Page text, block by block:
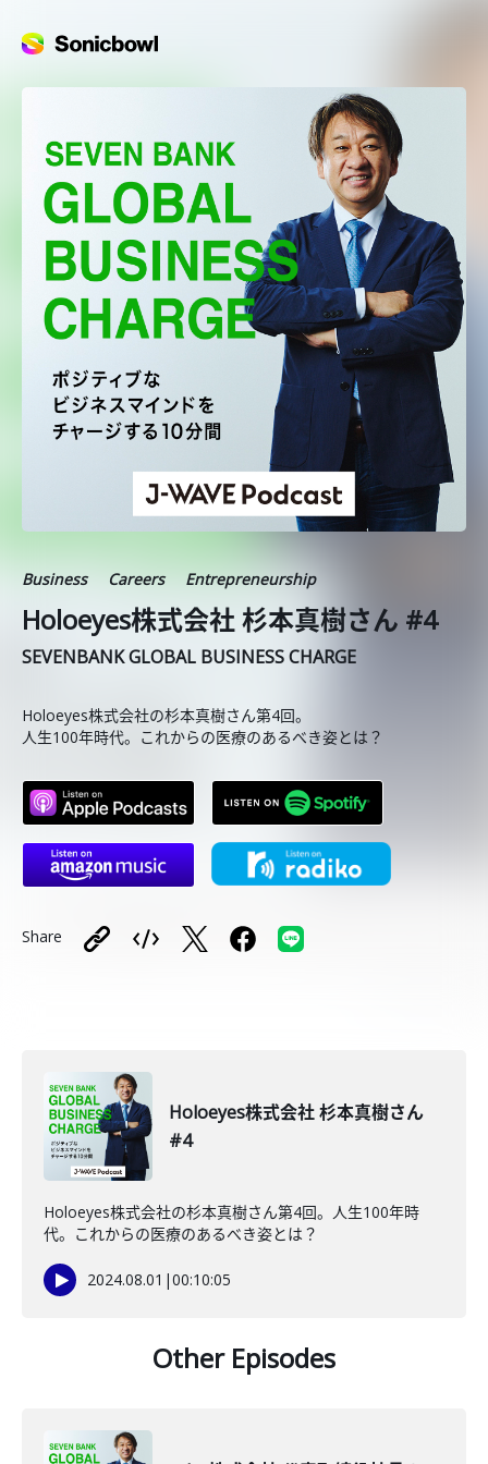
Business Careers Entrepreneurship
Holoeyes株式会社 杉本真樹さん #4
SEVENBANK GLOBAL BUSINESS CHARGE
Holoeyes株式会社の杉本真樹さん第4回。
人生100年時代。これからの医療のあるべき姿とは？
Share
Holoeyes株式会社 杉本真樹さん
#4
Holoeyes株式会社の杉本真樹さん第4回。人生100年時
代。これからの医療のあるべき姿とは？
2024.08.01 |00:10:05
Other Episodes